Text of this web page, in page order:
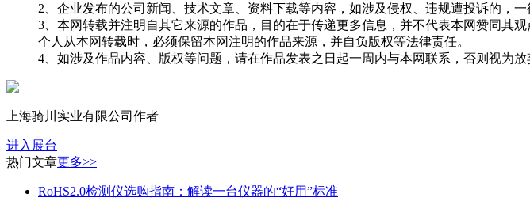
2、企业发布的公司新闻、技术文章、资料下载等内容，如涉及侵权、违规遭投诉的，
3、本网转载并注明自其它来源的作品，目的在于传递更多信息，并不代表本网赞同其
个人从本网转载时，必须保留本网注明的作品来源，并自负版权等法律责任。
4、如涉及作品内容、版权等问题，请在作品发表之日起一周内与本网联系，否则视为放
上海骑川实业有限公司 作者
进入展台
热门文章更多>>
RoHS2.0检测仪选购指南：解读一台仪器的“好用”标准